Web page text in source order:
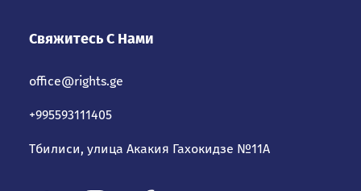
Свяжитесь С Нами
office@rights.ge
+995593111405
Тбилиси, улица Акакия Гахокидзе №11А